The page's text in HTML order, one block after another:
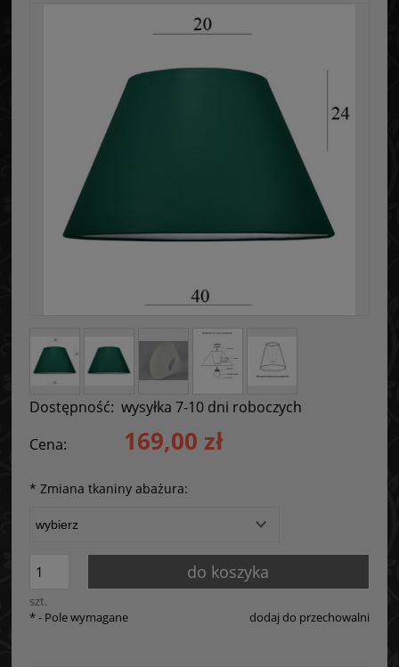
Dostępność: wysyłka 7-10 dni roboczych
Cena:
169,00 zł
* Zmiana tkaniny abażura:
szt.
do koszyka
dodaj do przechowalni
*- Pole wymagane